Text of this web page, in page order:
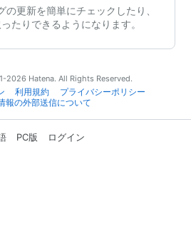
更新を簡単にチェックしたり、
たりできるようになります。
2026 Hatena. All Rights Reserved.
利用規約
プライバシーポリシー
報の外部送信について
PC版 ログイン